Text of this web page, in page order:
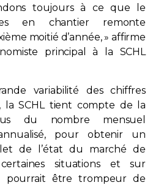
Contact
Adhésion
toujours à ce que le
en chantier remonte
moitié d’année, » affirme
principal à la SCHL
variabilité des chiffres
la SCHL tient compte de la
du nombre mensuel
pour obtenir un
de l’état du marché de
certaines situations et sur
pourrait être trompeur de